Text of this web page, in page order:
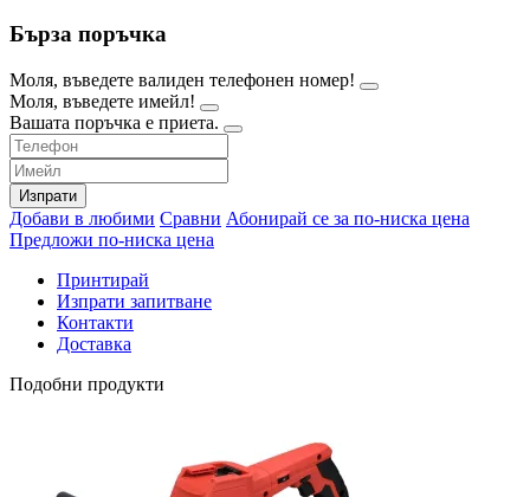
Бърза поръчка
Моля, въведете валиден телефонен номер!
Моля, въведете имейл!
Вашата поръчка е приета.
Изпрати
Добави в любими Сравни Абонирай се за по-ниска цена
Предложи по-ниска цена
Принтирай
Изпрати запитване
Контакти
Доставка
Подобни продукти